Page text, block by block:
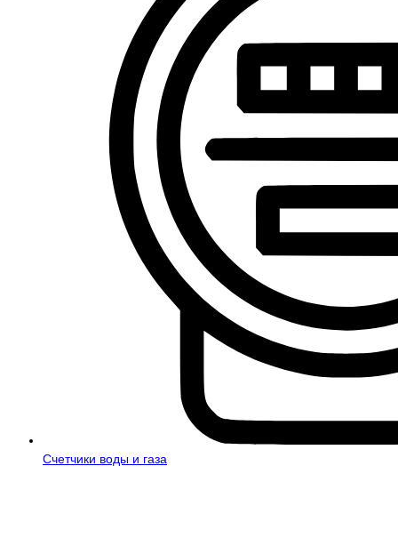
Счетчики воды и газа